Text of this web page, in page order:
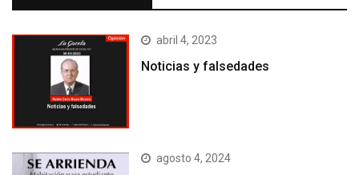
abril 4, 2023
Noticias y falsedades
agosto 4, 2024